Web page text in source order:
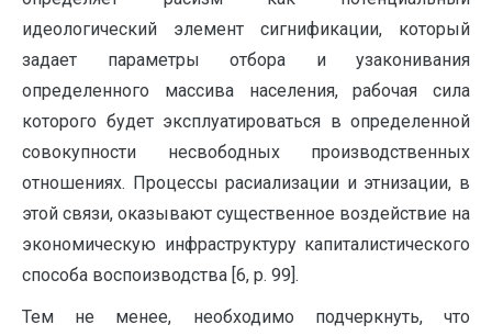
идеологический элемент сигнификации, который
задает параметры отбора и узаконивания
определенного массива населения, рабочая сила
которого будет эксплуатироваться в определенной
совокупности несвободных производственных
отношениях. Процессы расиализации и этнизации, в
этой связи, оказывают существенное воздействие на
экономическую инфраструктуру капиталистического
способа воспоизводства [6, p. 99].
Тем не менее, необходимо подчеркнуть, что